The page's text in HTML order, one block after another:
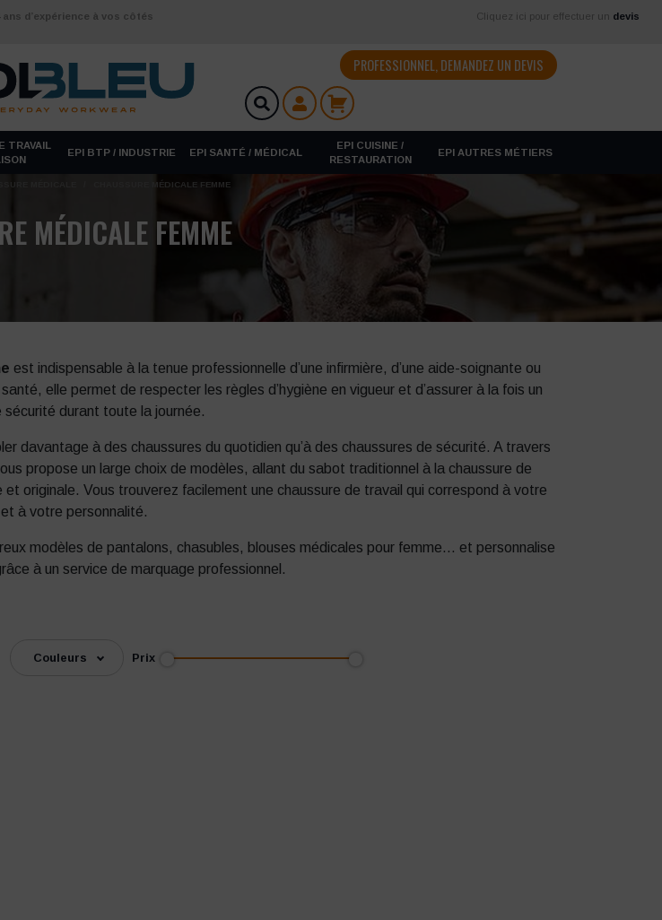
ans d’expérience à vos côtés Cliquez ici pour effectuer un devis
PROFESSIONNEL, DEMANDEZ UN DEVIS
TRAVAIL
EPI BTP / INDUSTRIE EPI SANTÉ / MÉDICAL
EPI CUISINE /
RESTAURATION
EPI AUTRES MÉTIERS
CHAUSSURE MÉDICALE FEMME
MÉDICALE FEMME
est indispensable à la tenue professionnelle d’une infirmière, d’une aide-soignante ou
elle permet de respecter les règles d’hygiène en vigueur et d’assurer à la fois un
sécurité durant toute la journée.
davantage à des chaussures du quotidien qu’à des chaussures de sécurité. A travers
propose un large choix de modèles, allant du sabot traditionnel à la chaussure de
originale. Vous trouverez facilement une chaussure de travail qui correspond à votre
et à votre personnalité.
modèles de pantalons, chasubles, blouses médicales pour femme… et personnalise
à un service de marquage professionnel.
Couleurs Prix